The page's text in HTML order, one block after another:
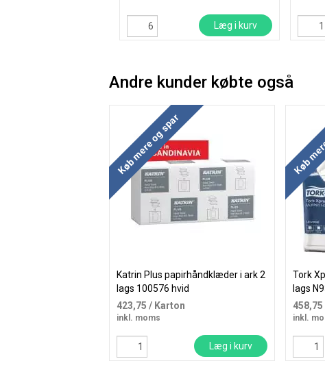
Læg i kurv
Andre kunder købte også
Køb mere og spar
Katrin Plus papirhåndklæder i ark 2
lags 100576 hvid
423,75 / Karton
inkl. moms
Læg i kurv
Køb
Tork
lags
458,75
inkl.